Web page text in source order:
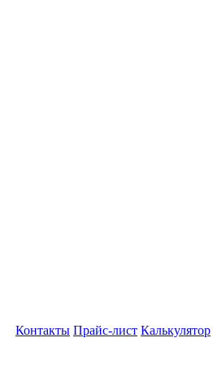
Контакты Прайс-лист Калькулятор